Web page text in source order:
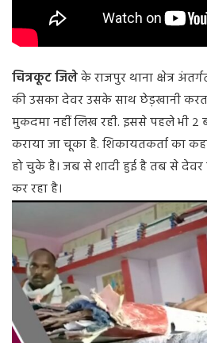
चित्रकूट जिलेके राजपुर थाना क्षेत्र
की उसका देवर उसके साथ छेड़खानी
मुकदमा नहीं लिख रही. इससे पहले भी २
कराया जा चूका है. शिकायतकर्ता का
हो चुके है। जब से शादी हुई है तब से देवर
कर रहा है।